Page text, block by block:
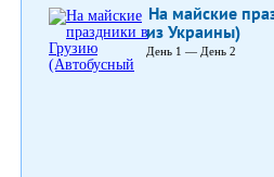
На майские
из Украины)
День 1 — День 2